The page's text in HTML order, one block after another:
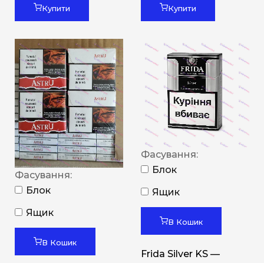
Купити Купити
Фасування:
Блок
Ящик
В Кошик
Фасування:
Блок
Ящик
В Кошик
Frida Silver KS —